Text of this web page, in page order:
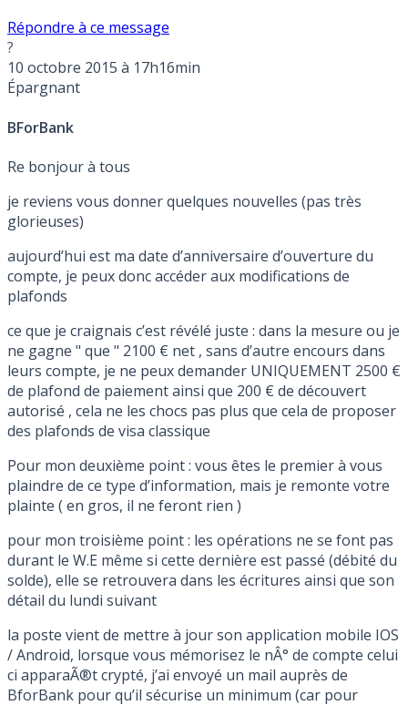
Répondre à ce message
?
10 octobre 2015 à 17h16min
Épargnant
BForBank
Re bonjour à tous
je reviens vous donner quelques nouvelles (pas très
glorieuses)
aujourd’hui est ma date d’anniversaire d’ouverture du
compte, je peux donc accéder aux modifications de
plafonds
ce que je craignais c’est révélé juste : dans la mesure ou je
ne gagne " que " 2100 € net , sans d’autre encours dans
leurs compte, je ne peux demander UNIQUEMENT 2500 €
de plafond de paiement ainsi que 200 € de découvert
autorisé , cela ne les chocs pas plus que cela de proposer
des plafonds de visa classique
Pour mon deuxième point : vous êtes le premier à vous
plaindre de ce type d’information, mais je remonte votre
plainte ( en gros, il ne feront rien )
pour mon troisième point : les opérations ne se font pas
durant le W.E même si cette dernière est passé (débité du
solde), elle se retrouvera dans les écritures ainsi que son
détail du lundi suivant
la poste vient de mettre à jour son application mobile IOS
/ Android, lorsque vous mémorisez le nÂ° de compte celui
ci apparaÃ®t crypté, j’ai envoyé un mail auprès de
BforBank pour qu’il sécurise un minimum (car pour